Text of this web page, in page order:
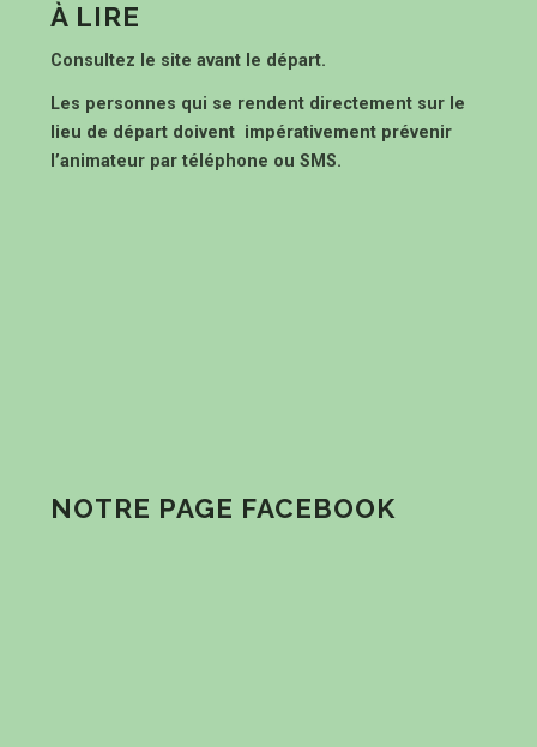
À LIRE
Consultez le site avant le départ.
Les personnes qui se rendent directement sur le
lieu de départ doivent impérativement prévenir
l’animateur par téléphone ou SMS.
NOTRE PAGE FACEBOOK